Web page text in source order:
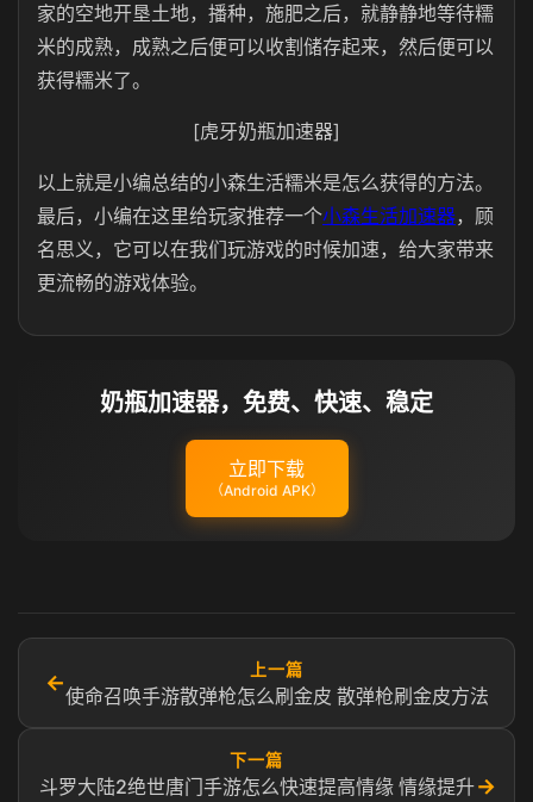
家的空地开垦土地，播种，施肥之后，就静静地等待糯
米的成熟，成熟之后便可以收割储存起来，然后便可以
获得糯米了。
[虎牙奶瓶加速器]
以上就是小编总结的小森生活糯米是怎么获得的方法。
最后，小编在这里给玩家推荐一个小森生活加速器，顾
名思义，它可以在我们玩游戏的时候加速，给大家带来
更流畅的游戏体验。
奶瓶加速器，免费、快速、稳定
立即下载
（Android APK）
←
上一篇
使命召唤手游散弹枪怎么刷金皮 散弹枪刷金皮方法
下一篇
斗罗大陆2绝世唐门手游怎么快速提高情缘 情缘提升→